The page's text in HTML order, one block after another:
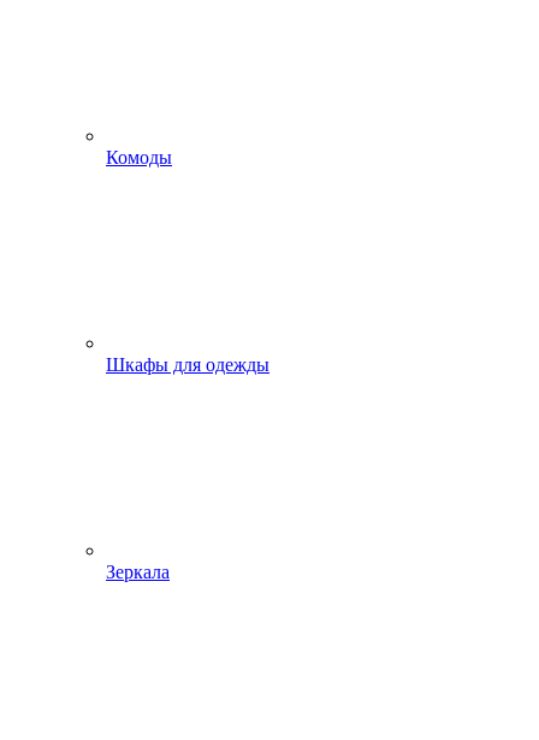
Комоды
Шкафы для одежды
Зеркала